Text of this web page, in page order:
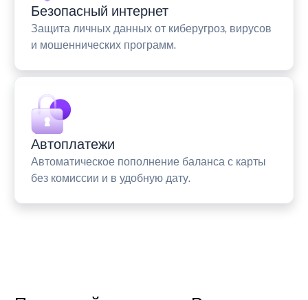
Безопасный интернет
Защита личных данных от киберугроз, вирусов
и мошеннических программ.
Автоплатежи
Автоматическое пополнение баланса с карты
без комиссии и в удобную дату.